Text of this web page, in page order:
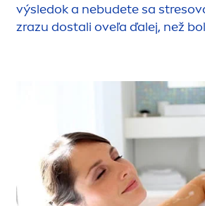
výsledok a nebudete sa
zrazu dostali oveľa ďalej, než